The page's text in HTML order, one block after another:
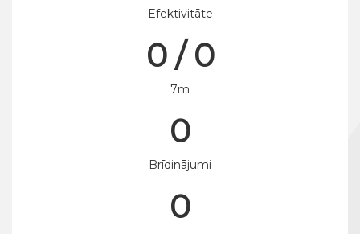
Efektivitāte
0 / 0
7m
0
Brīdinājumi
0